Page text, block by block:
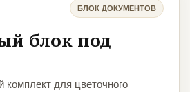
БЛОК ДОКУМЕНТОВ
блок под
для цветочного